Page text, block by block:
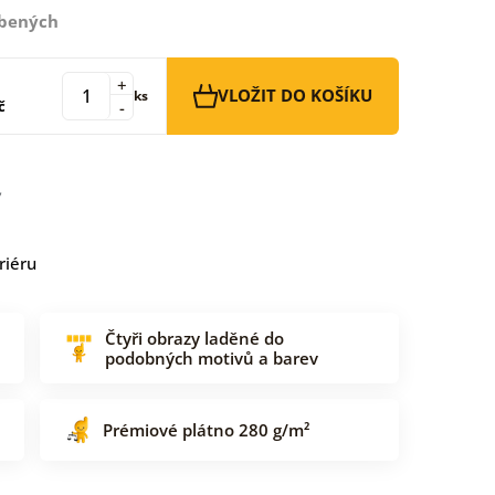
-
+ ks VLOŽIT DO KOŠÍKU
Čtyři obrazy laděné do
podobných motivů a barev
Prémiové plátno 280 g/m²